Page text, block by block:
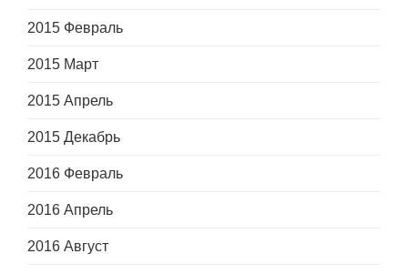
2015 Февраль
2015 Март
2015 Апрель
2015 Декабрь
2016 Февраль
2016 Апрель
2016 Август